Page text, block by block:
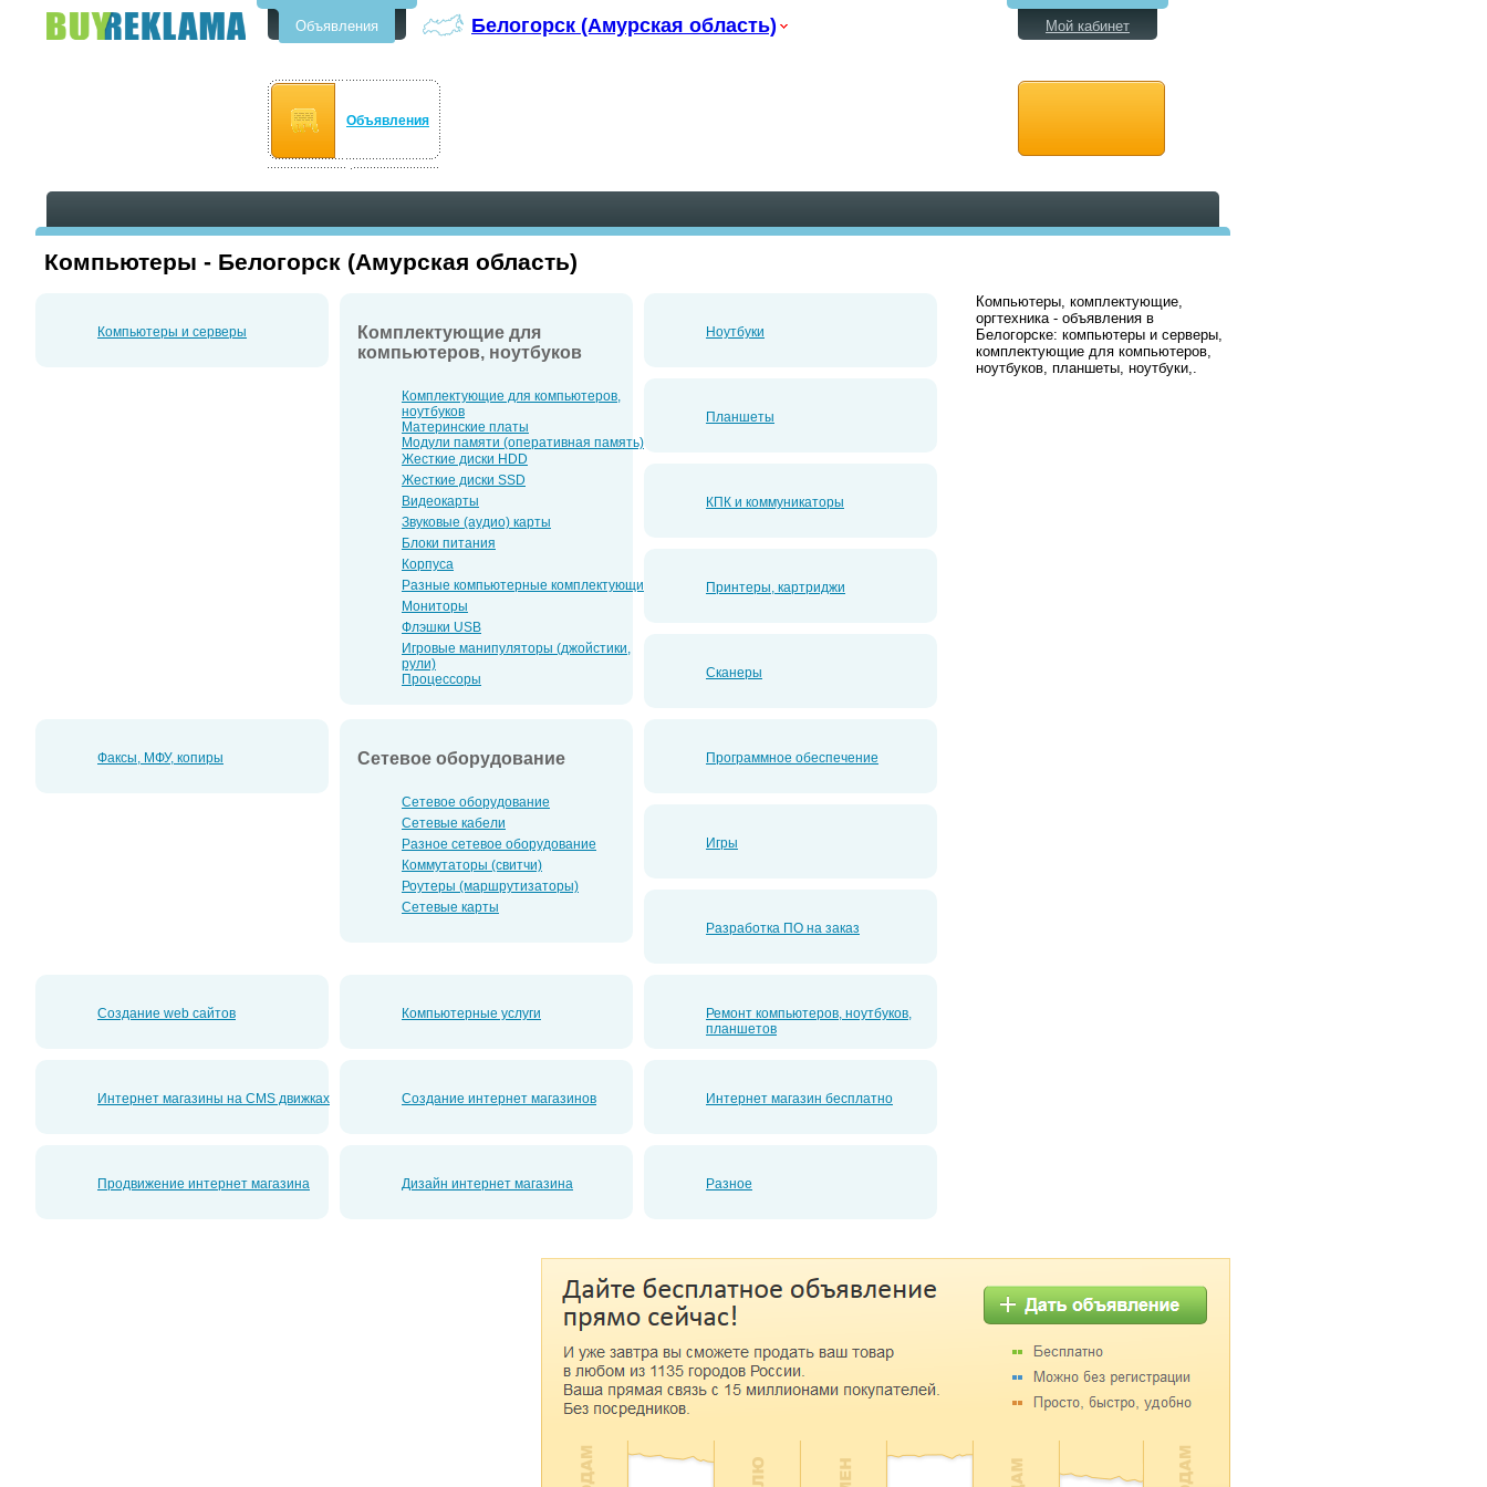
Объявления Белогорск (Амурская область)
Объявления
Мой кабинет
Компьютеры - Белогорск (Амурская область)
Компьютеры и серверы
Комплектующие для
компьютеров, ноутбуков
Комплектующие для компьютеров,
ноутбуков
Материнские платы
Модули памяти (оперативная память)
Жесткие диски HDD
Жесткие диски SSD
Видеокарты
Звуковые (аудио) карты
Блоки питания
Корпуса
Разные компьютерные комплектующие
Мониторы
Флэшки USB
Игровые манипуляторы (джойстики,
рули)
Процессоры
Ноутбуки
Планшеты
КПК и коммуникаторы
Принтеры, картриджи
Сканеры
Факсы, МФУ, копиры Сетевое оборудование
Сетевое оборудование
Сетевые кабели
Разное сетевое оборудование
Коммутаторы (свитчи)
Роутеры (маршрутизаторы)
Сетевые карты
Программное обеспечение
Игры
Разработка ПО на заказ
Создание web сайтов Компьютерные услуги
Ремонт компьютеров, ноутбуков,
планшетов
Интернет магазины на CMS движках Создание интернет магазинов Интернет магазин бесплатно
Продвижение интернет магазина Дизайн интернет магазина Разное
Компьютеры, комплектующие,
оргтехника - объявления в
Белогорске: компьютеры и серверы,
комплектующие для компьютеров,
ноутбуков, планшеты, ноутбуки,.